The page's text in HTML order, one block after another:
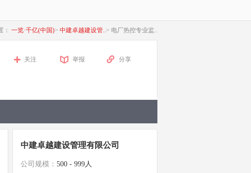
： 一览·千亿(中国)> 中建卓越建设管..> 电厂热控专业监..
关注 举报 分享
中建卓越建设管理有限公司
公司规模： 500 - 999人